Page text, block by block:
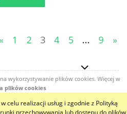
celu realizacji usług i zgodnie z Polityką
przechowywania lub dostępu do plików
1 2 3 4 5 ... 9 »
wykorzystywanie plików cookies. Więcej w
plików cookies
wersję strony